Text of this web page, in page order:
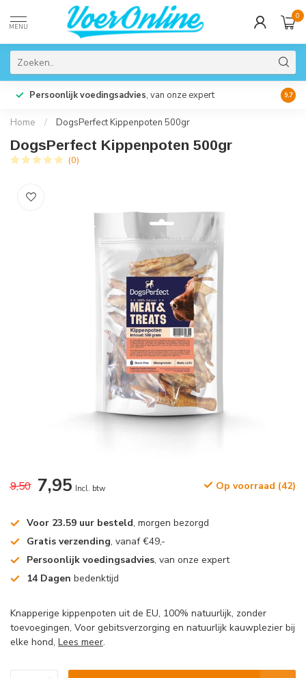
MENU
0
Persoonlijk voedingsadvies, van onze expert 14
9.7
Home / DogsPerfect Kippenpoten 500gr
DogsPerfect Kippenpoten 500gr
(0)
9,50 7,95 Incl. btw Op voorraad (42)
Voor 23.59 uur besteld, morgen bezorgd
Gratis verzending, vanaf €49,-
Persoonlijk voedingsadvies, van onze expert
14 Dagen bedenktijd
Knapperige kippenpoten uit de EU, 100% natuurlijk, zonder
toevoegingen, Voor gebitsverzorging en natuurlijk kauwplezier bij
elke hond, Lees meer.